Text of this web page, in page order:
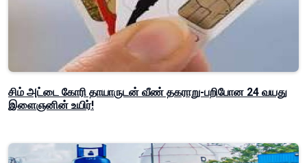
சிம் அட்டை கோரி தாயாருடன் வீண் தகராறு-பறிபோன 24 வயது
இளைஞனின் உயிர்!